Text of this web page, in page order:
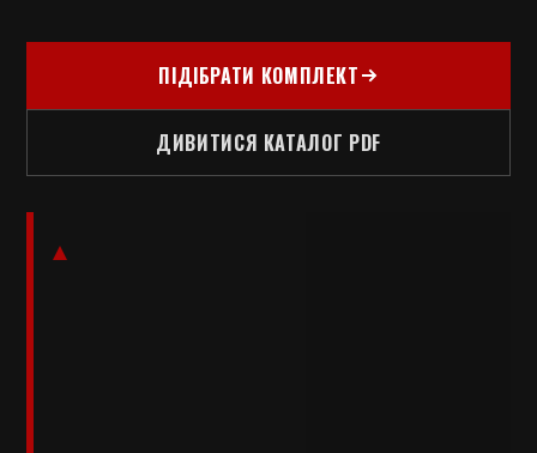
ПІДІБРАТИ КОМПЛЕКТ
ДИВИТИСЯ КАТАЛОГ PDF